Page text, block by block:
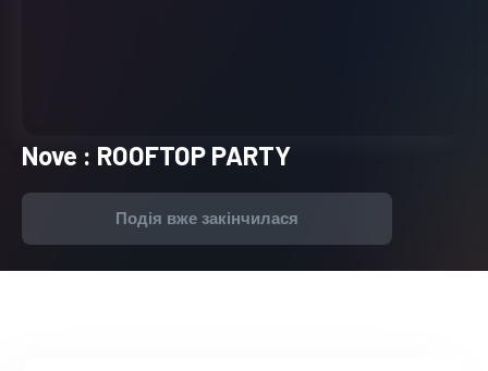
Nove : ROOFTOP PARTY
Подія вже закінчилася